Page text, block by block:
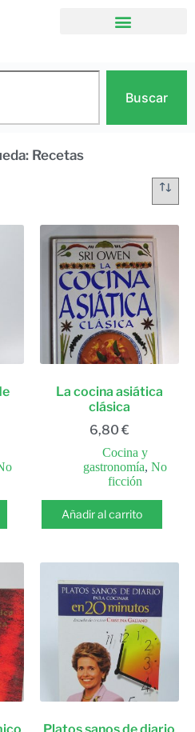
Buscar
Recetas
La cocina asiática
clásica
6,80 €
Cocina y
gastronomía,No
ficción
Añadir al carrito
Platos sanos de diario